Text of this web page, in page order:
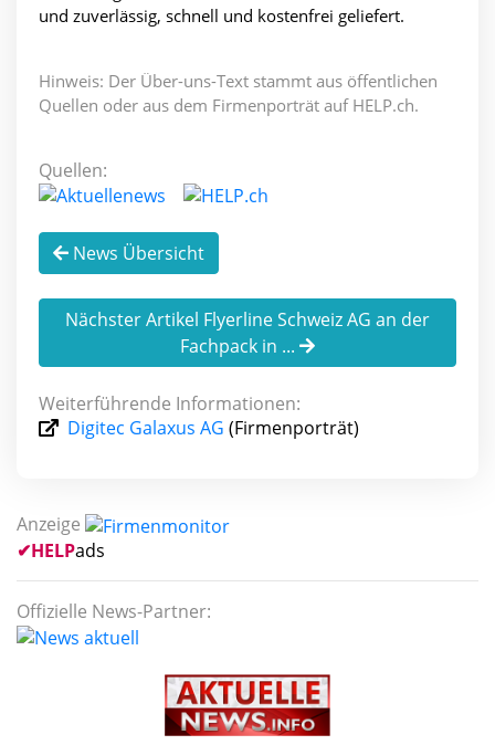
und zuverlässig, schnell und kostenfrei geliefert.
Hinweis: Der Über-uns-Text stammt aus öffentlichen
Quellen oder aus dem Firmenporträt auf HELP.ch.
Quellen:
News Übersicht
Nächster Artikel Flyerline Schweiz AG an der
Fachpack in ...
Weiterführende Informationen:
Digitec Galaxus AG (Firmenporträt)
Anzeige
✔HELPads
Offizielle News-Partner: